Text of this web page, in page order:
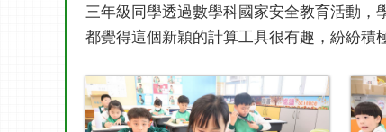
三年級同學透過數學科國家安全教育活動
都覺得這個新穎的計算工具很有趣，紛紛積